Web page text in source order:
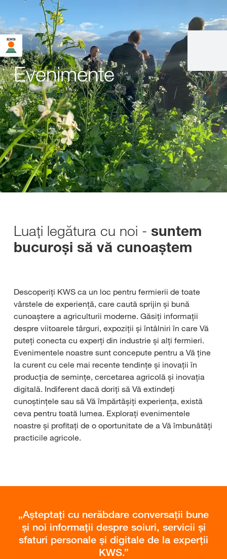
Evenimente
Luați legătura cu noi - suntem
bucuroși să vă cunoaștem
Descoperiți KWS ca un loc pentru fermierii de toate
vârstele de experiență, care caută sprijin și bună
cunoaștere a agriculturii moderne. Găsiți informații
despre viitoarele târguri, expoziții și întâlniri în care Vă
puteți conecta cu experți din industrie și alți fermieri.
Evenimentele noastre sunt concepute pentru a Vă ține
la curent cu cele mai recente tendințe și inovații în
producția de semințe, cercetarea agricolă și inovația
digitală. Indiferent dacă doriți să Vă extindeți
cunoștințele sau să Vă împărtășiți experiența, există
ceva pentru toată lumea. Explorați evenimentele
noastre și profitați de o oportunitate de a Vă îmbunătăți
practicile agricole.
Așteptați cu nerăbdare conversații bune
și noi informații despre soiuri, servicii și
sfaturi personale și digitale de la experții
KWS.